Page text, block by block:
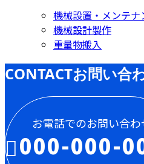
機械設置・メンテナ
機械設計製作
重量物搬入
CONTACTお問い合
お電話でのお問い合わ
000-000-